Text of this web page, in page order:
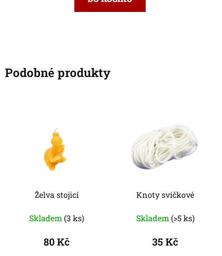
Podobné produkty
Želva stojicí
Skladem (3 ks)
80 Kč
Knoty svíčkové
Skladem (>5 ks)
35 Kč